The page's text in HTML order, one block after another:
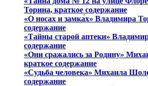
Торина, краткое содержание
«О носах и замка́х» Владимира
содержание
«Тайны старой аптеки»
содержание
«Они сражались за Родину»
краткое содержание
«Судьба человека» Михаила
содержание